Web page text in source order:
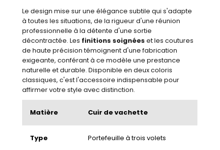
Le design mise sur une élégance subtile qui s'adapte
à toutes les situations, de la rigueur d'une réunion
professionnelle à la détente d'une sortie
décontractée. Les finitions soignées et les coutures
de haute précision témoignent d'une fabrication
exigeante, conférant à ce modèle une prestance
naturelle et durable. Disponible en deux coloris
classiques, c'est l'accessoire indispensable pour
affirmer votre style avec distinction.
Matière Cuir de vachette
Type Portefeuille à trois volets